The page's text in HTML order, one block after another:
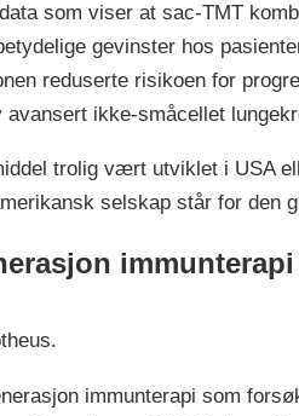
som viser at sac-TMT
gevinster hos
reduserte risikoen for
ikke-småcellet
trolig vært utviklet i USA
selskap står for den
immunterapi
immunterapi som